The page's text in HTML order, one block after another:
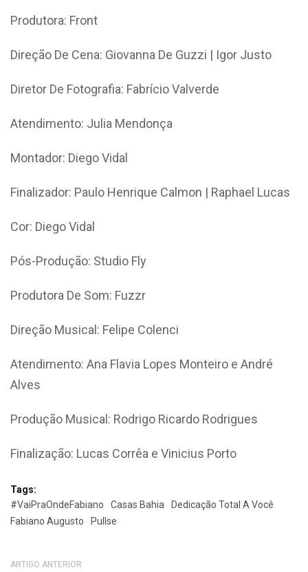
Produtora: Front
Direção De Cena: Giovanna De Guzzi | Igor Justo
Diretor De Fotografia: Fabrício Valverde
Atendimento: Julia Mendonça
Montador: Diego Vidal
Finalizador: Paulo Henrique Calmon | Raphael Lucas
Cor: Diego Vidal
Pós-Produção: Studio Fly
Produtora De Som: Fuzzr
Direção Musical: Felipe Colenci
Atendimento: Ana Flavia Lopes Monteiro e André
Alves
Produção Musical: Rodrigo Ricardo Rodrigues
Finalização: Lucas Corrêa e Vinicius Porto
Tags:
#VaiPraOndeFabiano
Casas Bahia
Dedicação Total A Você
Fabiano Augusto
Pullse
ARTIGO ANTERIOR